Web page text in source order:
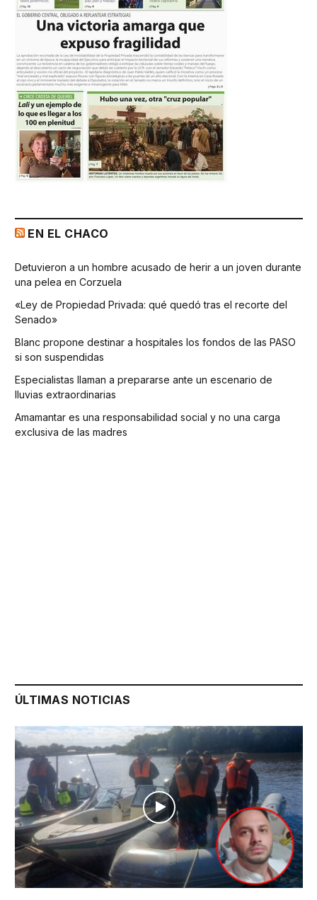
EN EL CHACO
Detuvieron a un hombre acusado de herir a un joven durante
una pelea en Corzuela
«Ley de Propiedad Privada: qué quedó tras el recorte del
Senado»
Blanc propone destinar a hospitales los fondos de las PASO
si son suspendidas
Especialistas llaman a prepararse ante un escenario de
lluvias extraordinarias
Amamantar es una responsabilidad social y no una carga
exclusiva de las madres
ÚLTIMAS NOTICIAS